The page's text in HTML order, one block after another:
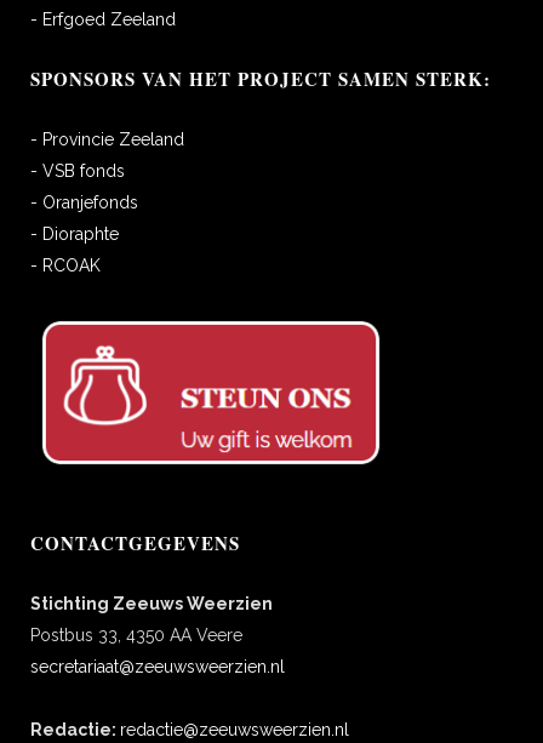
- Erfgoed Zeeland
SPONSORS VAN HET PROJECT SAMEN STERK:
- Provincie Zeeland
- VSB fonds
- Oranjefonds
- Dioraphte
- RCOAK
CONTACTGEGEVENS
Stichting Zeeuws Weerzien
Postbus 33, 4350 AA Veere
secretariaat@zeeuwsweerzien.nl
Redactie: redactie@zeeuwsweerzien.nl